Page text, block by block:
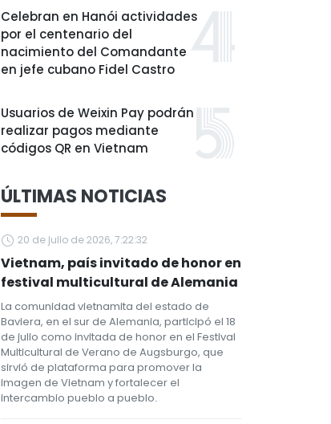
Celebran en Hanói actividades
por el centenario del
nacimiento del Comandante
en jefe cubano Fidel Castro
Usuarios de Weixin Pay podrán
realizar pagos mediante
códigos QR en Vietnam
ÚLTIMAS NOTICIAS
20 de julio de 2026, 7:22:32
Vietnam, país invitado de honor en
festival multicultural de Alemania
La comunidad vietnamita del estado de
Baviera, en el sur de Alemania, participó el 18
de julio como invitada de honor en el Festival
Multicultural de Verano de Augsburgo, que
sirvió de plataforma para promover la
imagen de Vietnam y fortalecer el
intercambio pueblo a pueblo.